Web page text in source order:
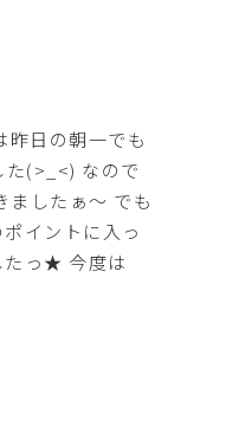
昨日の朝一でも
た(>_<) なので
したぁ～ でも
イントに入っ
たっ★ 今度は